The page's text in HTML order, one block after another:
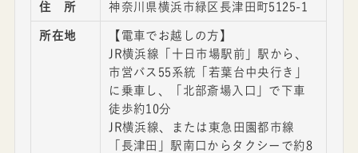
住 所 神奈川県横浜市緑区長津田町5125-1
所在地
【電車でお越しの方】
JR横浜線「十日市場駅前」駅から、
市営バス55系統「若葉台中央行き」
に乗車し、「北部斎場入口」で下車
徒歩約10分
JR横浜線、または東急田園都市線
「長津田」駅南口からタクシーで約8